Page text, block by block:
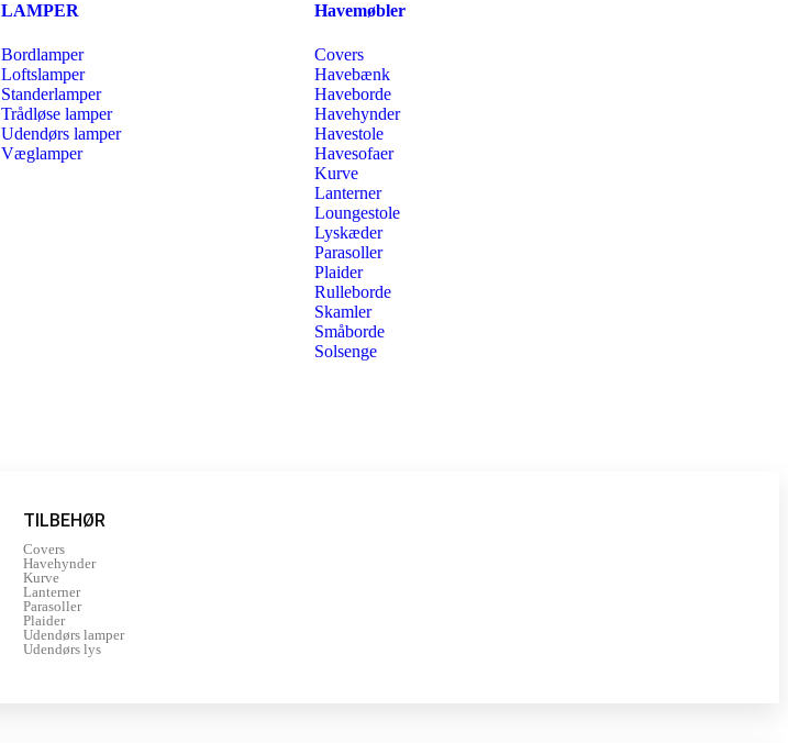
LAMPER
Bordlamper
Loftslamper
Standerlamper
Trådløse lamper
Udendørs lamper
Væglamper
Havemøbler
Covers
Havebænk
Haveborde
Havehynder
Havestole
Havesofaer
Kurve
Lanterner
Loungestole
Lyskæder
Parasoller
Plaider
Rulleborde
Skamler
Småborde
Solsenge
TILBEHØR
Covers
Havehynder
Kurve
Lanterner
Parasoller
Plaider
Udendørs lamper
Udendørs lys